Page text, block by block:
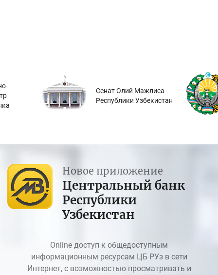
Сенат Олий Мажлиса
Республики Узбекистан
Новое приложение
Центральный банк
Республики
Узбекистан
Online доступ к общедоступным
информационным ресурсам ЦБ РУз в сети
Интернет, с возможностью просматривать и